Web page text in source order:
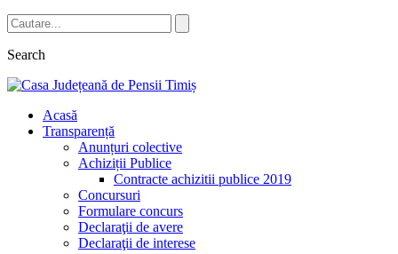
Search
Acasă
Transparență
Anunțuri colective
Achiziții Publice
Contracte achizitii publice 2019
Concursuri
Formulare concurs
Declaraţii de avere
Declaraţii de interese